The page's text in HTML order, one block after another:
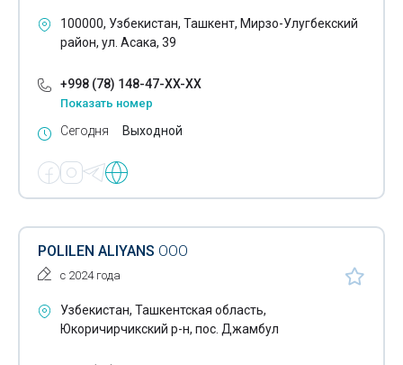
Строительство домов
Эскизные проекты
Инвентаризация техническая строений
Строительство административных зданий
Строительство зданий
Бетонные работы
Разработка глиняных карьеров
Аргонодуговая сварка
100000, Узбекистан, Ташкент, Мирзо-Улугбекский
район, ул. Асака, 39
+998 (78) 148-47-XX-XX
Показать номер
Сегодня Выходной
POLILEN ALIYANS ООО
с 2024 года
Узбекистан, Ташкентская область,
Юкоричирчикский р-н, пос. Джамбул